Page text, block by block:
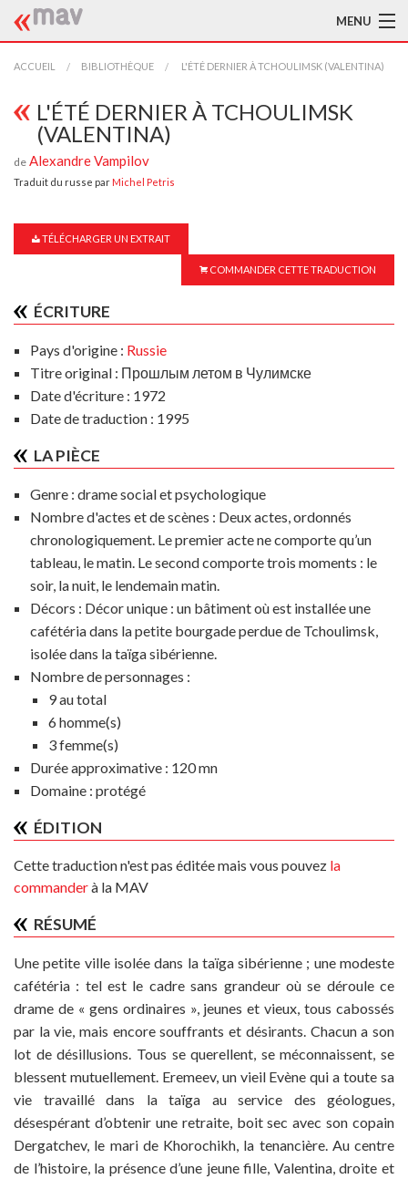
MENU
ACCUEIL
LA MAV
BIBLIOTHÈQUE
TRADUCTEURS
AIDE À LA TRADUCTION
À L'AFFICHE
ACCUEIL BIBLIOTHÈQUE L'ÉTÉ DERNIER À TCHOULIMSK (VALENTINA)
L'ÉTÉ DERNIER À TCHOULIMSK
(VALENTINA)
de Alexandre Vampilov
Traduit du russe par Michel Petris
TÉLÉCHARGER UN EXTRAIT
COMMANDER CETTE TRADUCTION
ÉCRITURE
Pays d'origine : Russie
Titre original : Прошлым летом в Чулимске
Date d'écriture : 1972
Date de traduction : 1995
LA PIÈCE
Genre : drame social et psychologique
Nombre d'actes et de scènes : Deux actes, ordonnés
chronologiquement. Le premier acte ne comporte qu’un
tableau, le matin. Le second comporte trois moments : le
soir, la nuit, le lendemain matin.
Décors : Décor unique : un bâtiment où est installée une
cafétéria dans la petite bourgade perdue de Tchoulimsk,
isolée dans la taïga sibérienne.
Nombre de personnages :
9 au total
6 homme(s)
3 femme(s)
Durée approximative : 120 mn
Domaine : protégé
ÉDITION
Cette traduction n'est pas éditée mais vous pouvez la
commanderà la MAV
RÉSUMÉ
Une petite ville isolée dans la taïga sibérienne ; une modeste
cafétéria : tel est le cadre sans grandeur où se déroule ce
drame de « gens ordinaires », jeunes et vieux, tous cabossés
par la vie, mais encore souffrants et désirants. Chacun a son
lot de désillusions. Tous se querellent, se méconnaissent, se
blessent mutuellement. Eremeev, un vieil Evène qui a toute sa
vie travaillé dans la taïga au service des géologues,
désespérant d’obtenir une retraite, boit sec avec son copain
Dergatchev, le mari de Khorochikh, la tenancière. Au centre
de l’histoire, la présence d’une jeune fille, Valentina, droite et